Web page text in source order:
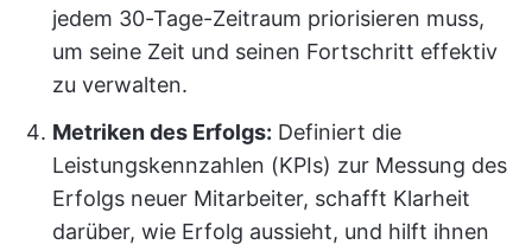
jedem 30-Tage-Zeitraum priorisieren muss,
um seine Zeit und seinen Fortschritt effektiv
zu verwalten.
Metriken des Erfolgs: Definiert die
Leistungskennzahlen (KPIs) zur Messung des
Erfolgs neuer Mitarbeiter, schafft Klarheit
darüber, wie Erfolg aussieht, und hilft ihnen